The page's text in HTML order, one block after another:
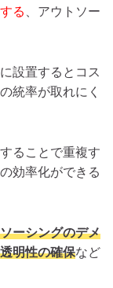
る
、アウトソー
設置するとコス
統率が取れにく
ることで重複す
効率化ができる
ーシングのデメ
明性の確保など